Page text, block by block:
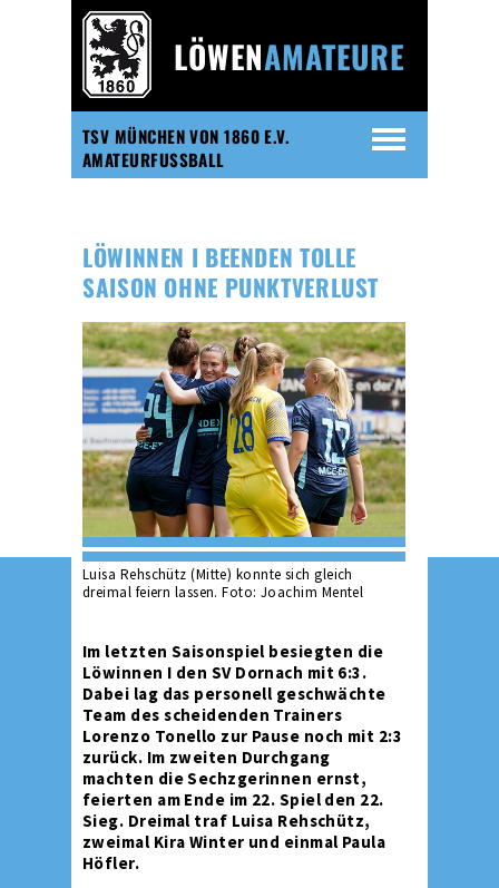
TSV MÜNCHEN VON 1860 E.V.
AMATEURFUSSBALL
LÖWENAMATEURE
LÖWINNEN I BEENDEN TOLLE
SAISON OHNE PUNKTVERLUST
Luisa Rehschütz (Mitte) konnte sich gleich
dreimal feiern lassen. Foto: Joachim Mentel
Im letzten Saisonspiel besiegten die
Löwinnen I den SV Dornach mit 6:3.
Dabei lag das personell geschwächte
Team des scheidenden Trainers
Lorenzo Tonello zur Pause noch mit 2:3
zurück. Im zweiten Durchgang
machten die Sechzgerinnen ernst,
feierten am Ende im 22. Spiel den 22.
Sieg. Dreimal traf Luisa Rehschütz,
zweimal Kira Winter und einmal Paula
Höfler.